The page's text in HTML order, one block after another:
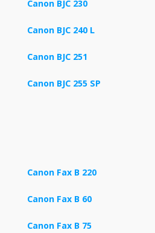
Canon BJC 230
Canon BJC 240 L
Canon BJC 251
Canon BJC 255 SP
Canon Fax B 220
Canon Fax B 60
Canon Fax B 75